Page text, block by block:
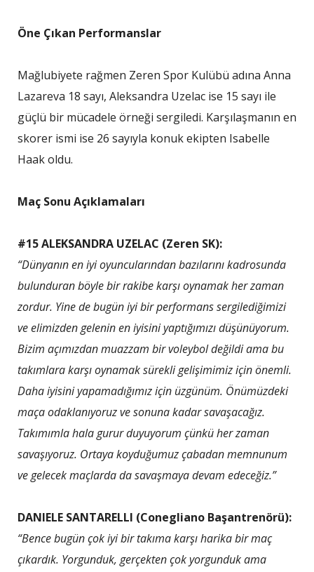
Öne Çıkan Performanslar
Mağlubiyete rağmen Zeren Spor Kulübü adına Anna
Lazareva 18 sayı, Aleksandra Uzelac ise 15 sayı ile
güçlü bir mücadele örneği sergiledi. Karşılaşmanın en
skorer ismi ise 26 sayıyla konuk ekipten Isabelle
Haak oldu.
Maç Sonu Açıklamaları
#15 ALEKSANDRA UZELAC (Zeren SK):
“Dünyanın en iyi oyuncularından bazılarını kadrosunda
bulunduran böyle bir rakibe karşı oynamak her zaman
zordur. Yine de bugün iyi bir performans sergilediğimizi
ve elimizden gelenin en iyisini yaptığımızı düşünüyorum.
Bizim açımızdan muazzam bir voleybol değildi ama bu
takımlara karşı oynamak sürekli gelişimimiz için önemli.
Daha iyisini yapamadığımız için üzgünüm. Önümüzdeki
maça odaklanıyoruz ve sonuna kadar savaşacağız.
Takımımla hala gurur duyuyorum çünkü her zaman
savaşıyoruz. Ortaya koyduğumuz çabadan memnunum
ve gelecek maçlarda da savaşmaya devam edeceğiz.”
DANIELE SANTARELLI (Conegliano Başantrenörü):
“Bence bugün çok iyi bir takıma karşı harika bir maç
çıkardık. Yorgunduk, gerçekten çok yorgunduk ama